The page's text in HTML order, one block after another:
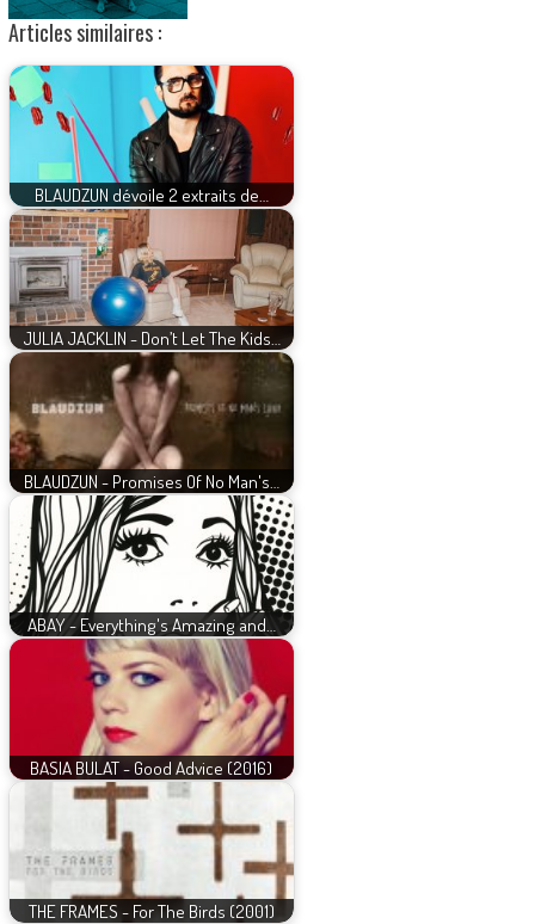
Articles similaires :
BLAUDZUN dévoile 2 extraits de…
JULIA JACKLIN - Don’t Let The Kids…
BLAUDZUN - Promises Of No Man's…
ABAY - Everything's Amazing and…
BASIA BULAT - Good Advice (2016)
THE FRAMES - For The Birds (2001)